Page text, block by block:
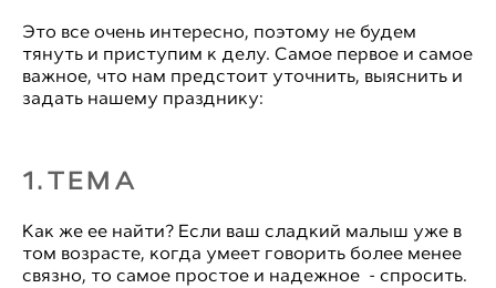
Это все очень интересно, поэтому не будем
тянуть и приступим к делу. Самое первое и самое
важное, что нам предстоит уточнить, выяснить и
задать нашему празднику:
1.ТЕМА
Как же ее найти? Если ваш сладкий малыш уже в
том возрасте, когда умеет говорить более менее
связно, то самое простое и надежное - спросить.